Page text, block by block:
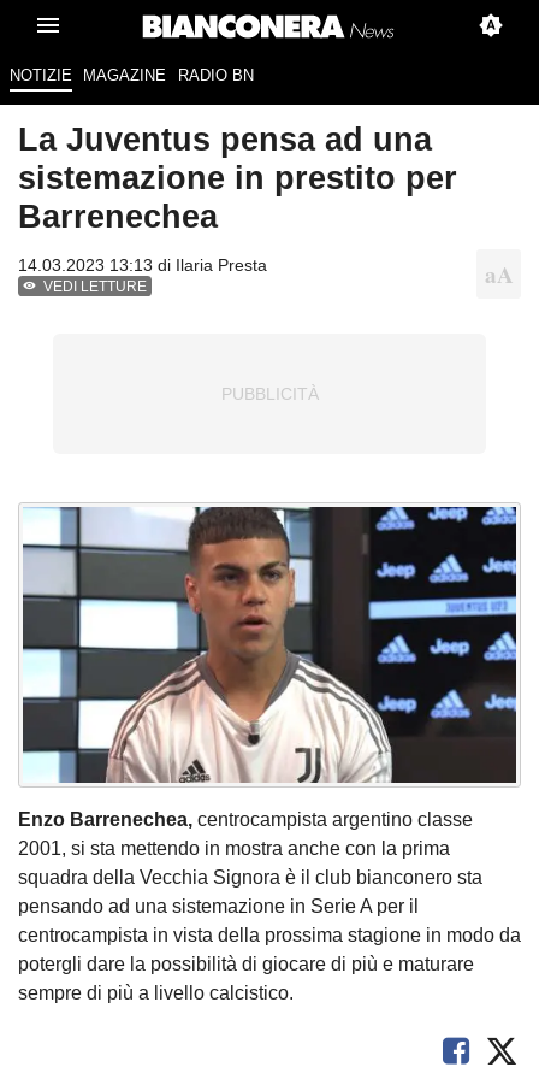
NOTIZIE MAGAZINE RADIO BN
La Juventus pensa ad una
sistemazione in prestito per
Barrenechea
14.03.2023 13:13 di Ilaria Presta
VEDI LETTURE
Enzo Barrenechea, centrocampista argentino classe
2001, si sta mettendo in mostra anche con la prima
squadra della Vecchia Signora è il club bianconero sta
pensando ad una sistemazione in Serie A per il
centrocampista in vista della prossima stagione in modo da
potergli dare la possibilità di giocare di più e maturare
sempre di più a livello calcistico.